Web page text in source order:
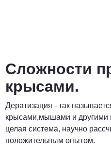
Сложности
крысами.
Дератизация - так
крысами,мышами и другими
целая система, научно
положительным опытом.